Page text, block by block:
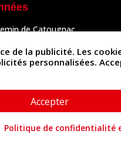
de Catougnac
51 88
de la publicité. Les
personnalisées.
Accepter
Politique de confidentialité